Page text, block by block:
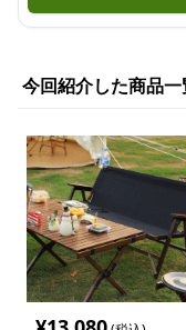
今回紹介した商品一